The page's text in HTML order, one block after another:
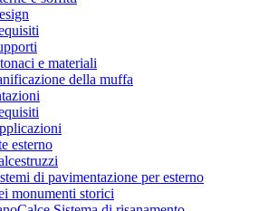
e materiali
della muffa
esterno
di pavimentazione per esterno
monumenti storici